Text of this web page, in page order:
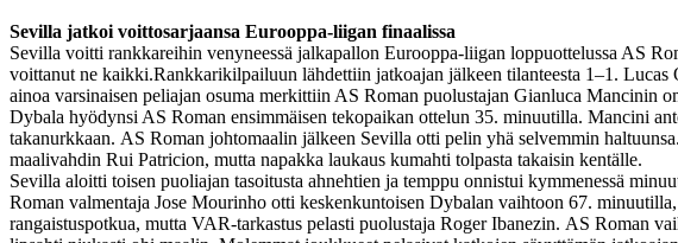
Sevilla jatkoi voittosarjaansa Eurooppa-liigan finaalissa
Sevilla voitti rankkareihin venyneessä jalkapallon Eurooppa-liigan loppuottelussa AS
voittanut ne kaikki.Rankkarikilpailuun lähdettiin jatkoajan jälkeen tilanteesta 1–1.
ainoa varsinaisen peliajan osuma merkittiin AS Roman puolustajan Gianluca Mancinin
Dybala hyödynsi AS Roman ensimmäisen tekopaikan ottelun 35. minuutilla. Mancini
takanurkkaan. AS Roman johtomaalin jälkeen Sevilla otti pelin yhä selvemmin
maalivahdin Rui Patricion, mutta napakka laukaus kumahti tolpasta takaisin kentälle.
Sevilla aloitti toisen puoliajan tasoitusta ahnehtien ja temppu onnistui kymmenessä
Roman valmentaja Jose Mourinho otti keskenkuntoisen Dybalan vaihtoon 67.
rangaistuspotkua, mutta VAR-tarkastus pelasti puolustaja Roger Ibanezin. AS Roman